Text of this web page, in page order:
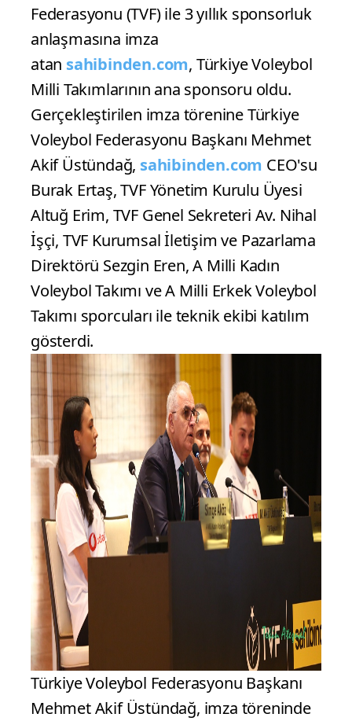
Federasyonu (TVF) ile 3 yıllık sponsorluk
anlaşmasına imza
atan sahibinden.com, Türkiye Voleybol
Milli Takımlarının ana sponsoru oldu.
Gerçekleştirilen imza törenine Türkiye
Voleybol Federasyonu Başkanı Mehmet
Akif Üstündağ, sahibinden.com CEO'su
Burak Ertaş, TVF Yönetim Kurulu Üyesi
Altuğ Erim, TVF Genel Sekreteri Av. Nihal
İşçi, TVF Kurumsal İletişim ve Pazarlama
Direktörü Sezgin Eren, A Milli Kadın
Voleybol Takımı ve A Milli Erkek Voleybol
Takımı sporcuları ile teknik ekibi katılım
gösterdi.
Türkiye Voleybol Federasyonu Başkanı
Mehmet Akif Üstündağ, imza töreninde